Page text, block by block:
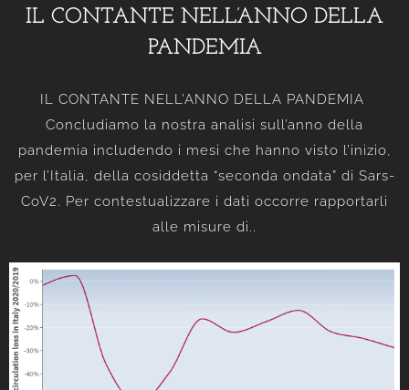
IL CONTANTE NELL’ANNO DELLA
PANDEMIA
IL CONTANTE NELL’ANNO DELLA PANDEMIA ​
Concludiamo la nostra analisi sull’anno della
pandemia includendo i mesi che hanno visto l’inizio,
per l’Italia, della cosiddetta “seconda ondata” di Sars-
CoV2. Per contestualizzare i dati occorre rapportarli
alle misure di..